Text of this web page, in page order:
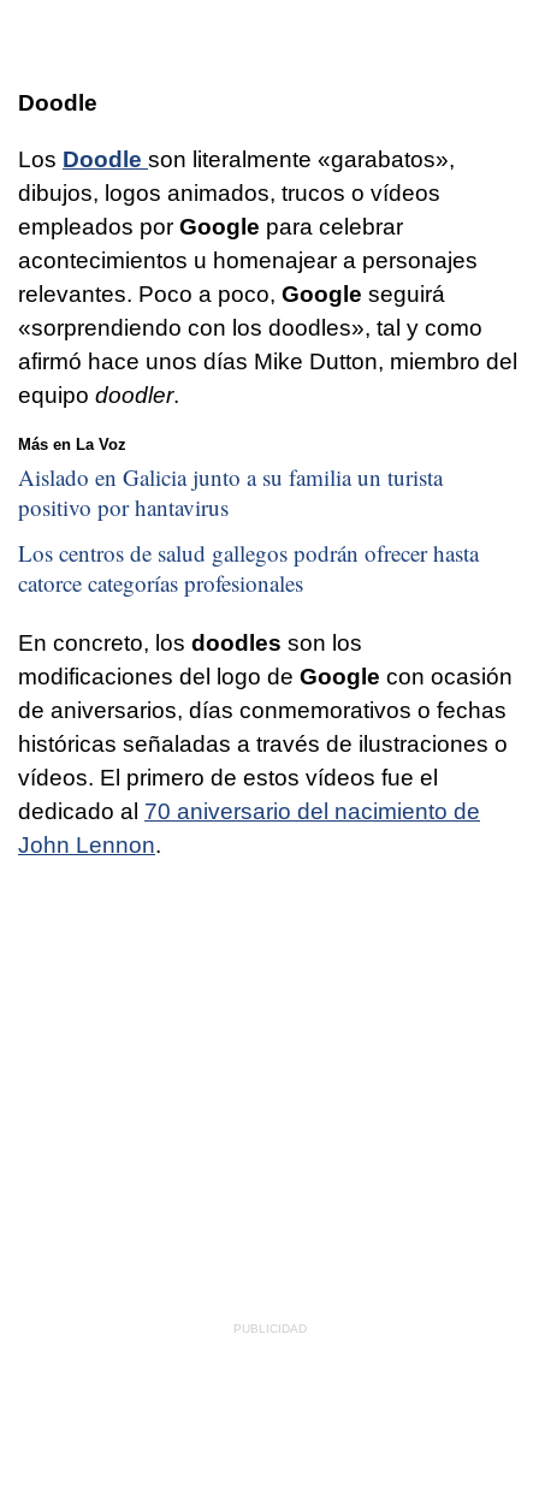
Doodle
Los Doodle son literalmente «garabatos»,
dibujos, logos animados, trucos o vídeos
empleados por Google para celebrar
acontecimientos u homenajear a personajes
relevantes. Poco a poco, Google seguirá
«sorprendiendo con los doodles», tal y como
afirmó hace unos días Mike Dutton, miembro del
equipo doodler.
Más en La Voz
Aislado en Galicia junto a su familia un turista
positivo por hantavirus
Los centros de salud gallegos podrán ofrecer hasta
catorce categorías profesionales
En concreto, los doodles son los
modificaciones del logo de Google con ocasión
de aniversarios, días conmemorativos o fechas
históricas señaladas a través de ilustraciones o
vídeos. El primero de estos vídeos fue el
dedicado al 70 aniversario del nacimiento de
John Lennon.